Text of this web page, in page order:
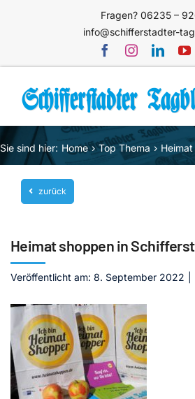
Fragen? 06235 –
info@schifferstadter-
Home
Themen
Blog
Service
Mediathek
Jetzt abonnieren
Kontakt
Sie sind hier: Home Top Thema
zurück
Heimat shoppen in
Veröffentlicht am: 8. September 2022